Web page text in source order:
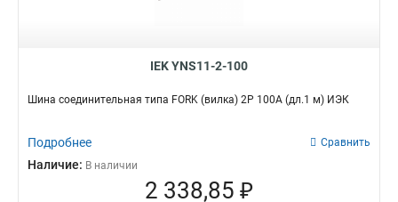
IEK YNS11-2-100
Шина соединительная типа FORK (вилка) 2Р 100А (дл.1 м) ИЭК
Подробнее Сравнить
Наличие: В наличии
2 338,85 ₽